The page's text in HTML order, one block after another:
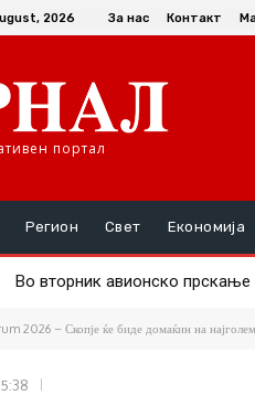
2026 За нас Контакт
портал
Регион Свет Економија
Во вторник авионско прскање
Д-р Трајановски: По
2026 – Скопје ќе биде домаќин на